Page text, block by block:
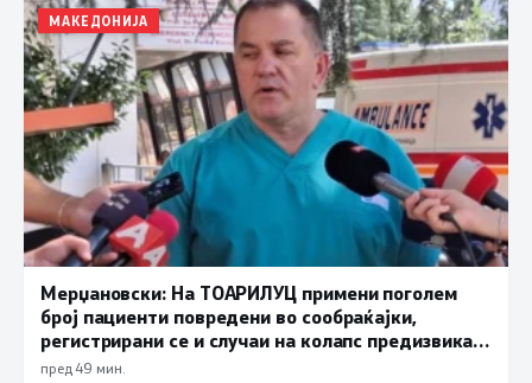
МАКЕДОНИЈА
Мерџановски: На ТОАРИЛУЦ примени поголем
број пациенти повредени во сообраќајки,
регистрирани се и случаи на колапс предизвикан
од високите температури
пред 49 мин.